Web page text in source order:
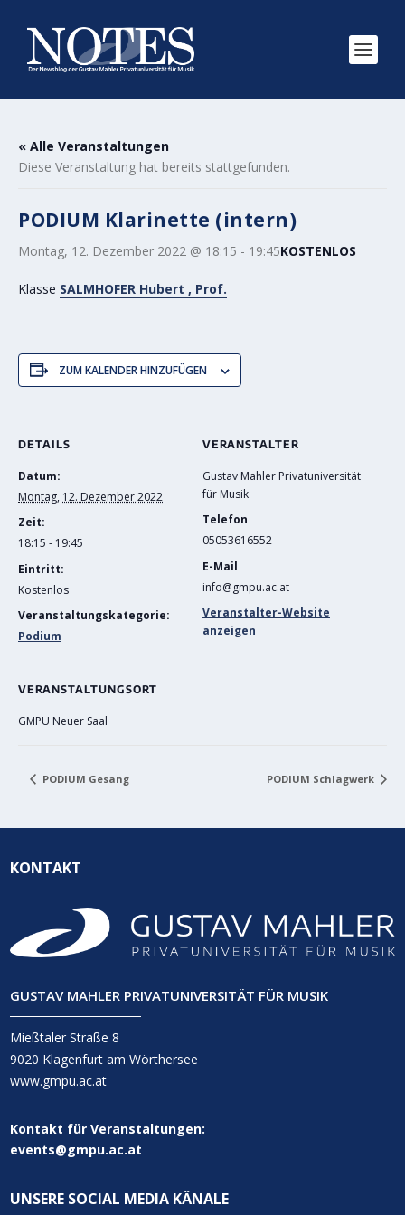
« Alle Veranstaltungen
Diese Veranstaltung hat bereits stattgefunden.
PODIUM Klarinette (intern)
Montag, 12. Dezember 2022 @ 18:15 - 19:45KOSTENLOS
Klasse SALMHOFER Hubert , Prof.
ZUM KALENDER HINZUFÜGEN
DETAILS
Datum:
Montag, 12. Dezember 2022
Zeit:
18:15 - 19:45
Eintritt:
Kostenlos
Veranstaltungskategorie:
Podium
VERANSTALTER
Gustav Mahler Privatuniversität
für Musik
Telefon
05053616552
E-Mail
info@gmpu.ac.at
Veranstalter-Website
anzeigen
VERANSTALTUNGSORT
GMPU Neuer Saal
PODIUM Gesang PODIUM Schlagwerk
KONTAKT
GUSTAV MAHLER PRIVATUNIVERSITÄT FÜR MUSIK
Mießtaler Straße 8
9020 Klagenfurt am Wörthersee
www.gmpu.ac.at
Kontakt für Veranstaltungen:
events@gmpu.ac.at
UNSERE SOCIAL MEDIA KÄNALE